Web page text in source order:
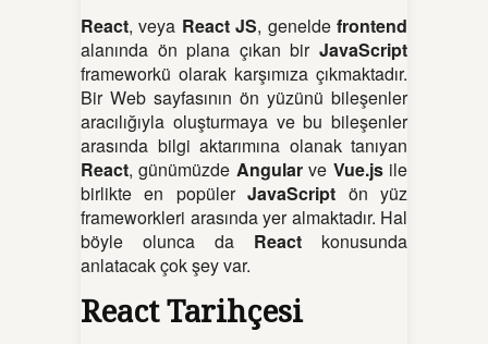
React, veya React JS, geneldefrontend
alanında ön plana çıkan bir JavaScript
frameworkü olarak karşımıza çıkmaktadır.
Bir Web sayfasının ön yüzünü bileşenler
aracılığıyla oluşturmaya ve bu bileşenler
arasında bilgi aktarımına olanak tanıyan
React, günümüzde Angularve Vue.jsile
birlikte en popülerJavaScript ön yüz
frameworkleri arasında yer almaktadır. Hal
böyle olunca da React konusunda
anlatacak çok şey var.
React Tarihçesi